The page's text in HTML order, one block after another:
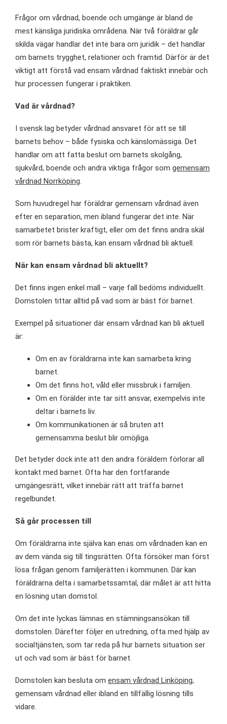
Frågor om vårdnad, boende och umgänge är bland de
mest känsliga juridiska områdena. När två föräldrar går
skilda vägar handlar det inte bara om juridik – det handlar
om barnets trygghet, relationer och framtid. Därför är det
viktigt att förstå vad ensam vårdnad faktiskt innebär och
hur processen fungerar i praktiken.
Vad är vårdnad?
I svensk lag betyder vårdnad ansvaret för att se till
barnets behov – både fysiska och känslomässiga. Det
handlar om att fatta beslut om barnets skolgång,
sjukvård, boende och andra viktiga frågor som gemensam
vårdnad Norrköping.
Som huvudregel har föräldrar gemensam vårdnad även
efter en separation, men ibland fungerar det inte. När
samarbetet brister kraftigt, eller om det finns andra skäl
som rör barnets bästa, kan ensam vårdnad bli aktuell.
När kan ensam vårdnad bli aktuellt?
Det finns ingen enkel mall – varje fall bedöms individuellt.
Domstolen tittar alltid på vad som är bäst för barnet.
Exempel på situationer där ensam vårdnad kan bli aktuell
är:
Om en av föräldrarna inte kan samarbeta kring
barnet.
Om det finns hot, våld eller missbruk i familjen.
Om en förälder inte tar sitt ansvar, exempelvis inte
deltar i barnets liv.
Om kommunikationen är så bruten att
gemensamma beslut blir omöjliga.
Det betyder dock inte att den andra föräldern förlorar all
kontakt med barnet. Ofta har den fortfarande
umgängesrätt, vilket innebär rätt att träffa barnet
regelbundet.
Så går processen till
Om föräldrarna inte själva kan enas om vårdnaden kan en
av dem vända sig till tingsrätten. Ofta försöker man först
lösa frågan genom familjerätten i kommunen. Där kan
föräldrarna delta i samarbetssamtal, där målet är att hitta
en lösning utan domstol.
Om det inte lyckas lämnas en stämningsansökan till
domstolen. Därefter följer en utredning, ofta med hjälp av
socialtjänsten, som tar reda på hur barnets situation ser
ut och vad som är bäst för barnet.
Domstolen kan besluta om ensam vårdnad Linköping,
gemensam vårdnad eller ibland en tillfällig lösning tills
vidare.